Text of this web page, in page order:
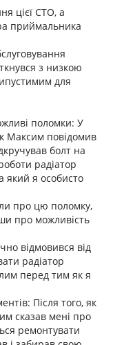
цієї СТО, а
приймальника
з низкою
для
поломки: У
Максим повідомив
болт на
радіатор
який я особисто
про цю поломку,
про можливість
відмовився від
радіатор
перед тим як я
Після того, як
сказав мені про
ремонтувати